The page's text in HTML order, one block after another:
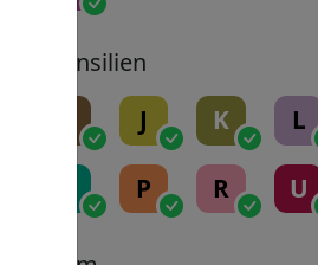
Transilien
J K L
P R U